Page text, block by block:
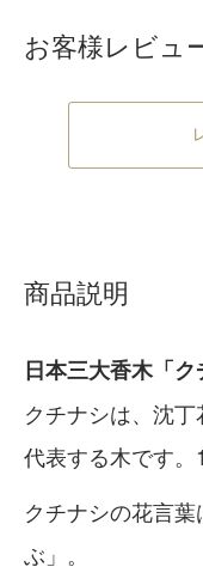
お客様レビュ
商品説明
日本三大香木「ク
クチナシは、沈
代表する木です。
クチナシの花言
ぶ」。